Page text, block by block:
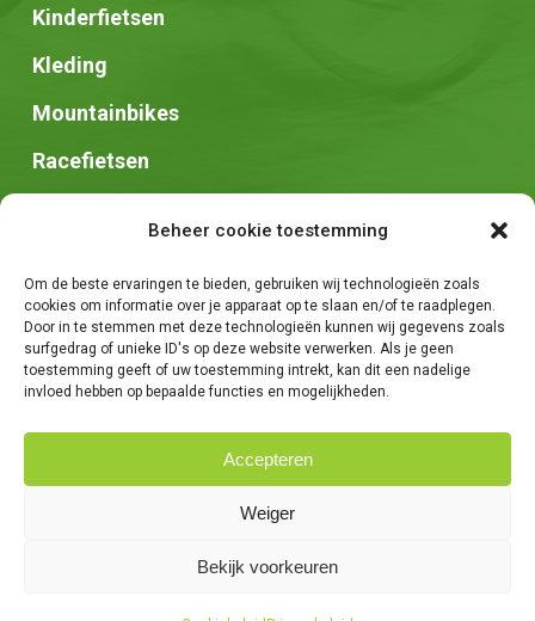
Beheer cookie toestemming
Om de beste ervaringen te bieden, gebruiken wij technologieën zoals
cookies om informatie over je apparaat op te slaan en/of te raadplegen.
Door in te stemmen met deze technologieën kunnen wij gegevens zoals
surfgedrag of unieke ID's op deze website verwerken. Als je geen
toestemming geeft of uw toestemming intrekt, kan dit een nadelige
invloed hebben op bepaalde functies en mogelijkheden.
Accepteren
Weiger
Bekijk voorkeuren
Kinderfietsen
Kleding
Mountainbikes
Racefietsen
Zadels
We Are Knights